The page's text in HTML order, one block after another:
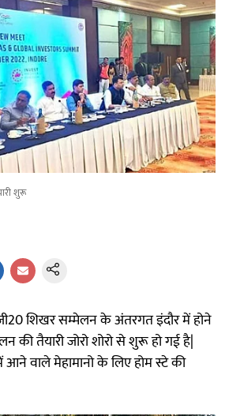
शुरू
शिखर सम्मेलन के अंतरगत इंदौर में होने
की तैयारी जोरो शोरो से शुरू हो गई है|
आने वाले मेहामानो के लिए होम स्टे की